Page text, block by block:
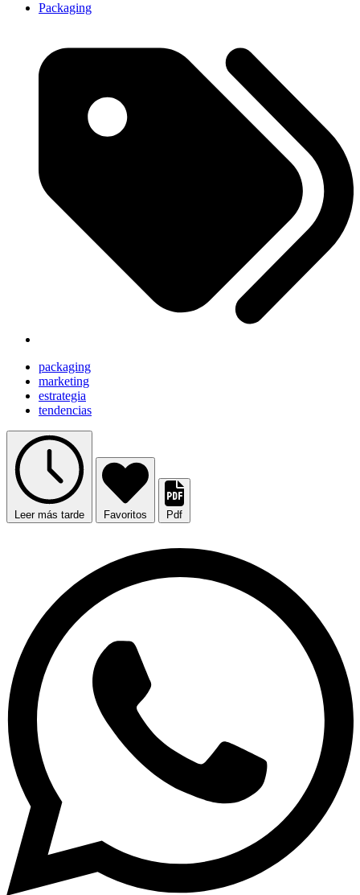
Packaging
packaging
marketing
estrategia
tendencias
Leer más tarde Favoritos Pdf